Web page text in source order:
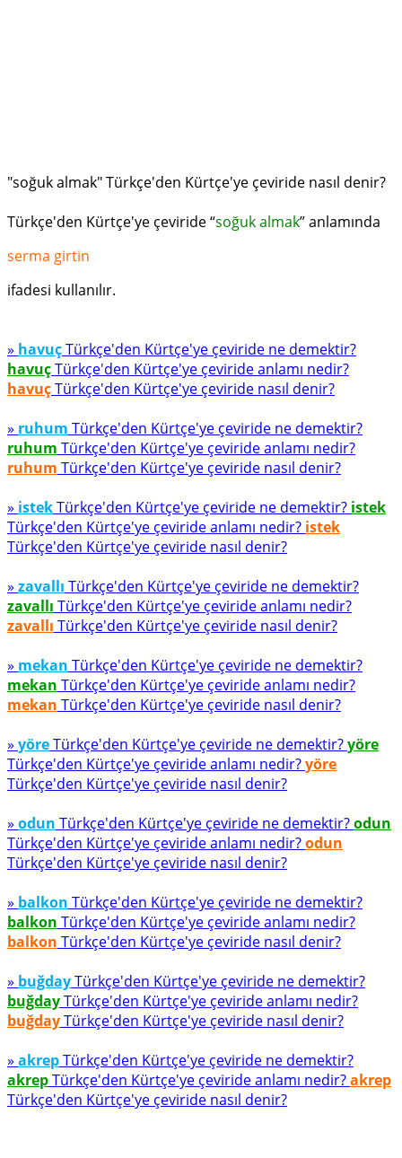
"soğuk almak" Türkçe'den Kürtçe'ye çeviride nasıl denir?
Türkçe'den Kürtçe'ye çeviride “soğuk almak” anlamında
serma girtin
ifadesi kullanılır.
» havuçTürkçe'den Kürtçe'ye çeviride ne demektir?
havuçTürkçe'den Kürtçe'ye çeviride anlamı nedir?
havuçTürkçe'den Kürtçe'ye çeviride nasıl denir?
» ruhum Türkçe'den Kürtçe'ye çeviride ne demektir?
ruhum Türkçe'den Kürtçe'ye çeviride anlamı nedir?
ruhum Türkçe'den Kürtçe'ye çeviride nasıl denir?
» istekTürkçe'den Kürtçe'ye çeviride ne demektir? istek
Türkçe'den Kürtçe'ye çeviride anlamı nedir? istek
Türkçe'den Kürtçe'ye çeviride nasıl denir?
» zavallı Türkçe'den Kürtçe'ye çeviride ne demektir?
zavallı Türkçe'den Kürtçe'ye çeviride anlamı nedir?
zavallı Türkçe'den Kürtçe'ye çeviride nasıl denir?
» mekan Türkçe'den Kürtçe'ye çeviride ne demektir?
mekan Türkçe'den Kürtçe'ye çeviride anlamı nedir?
mekan Türkçe'den Kürtçe'ye çeviride nasıl denir?
» yöreTürkçe'den Kürtçe'ye çeviride ne demektir?yöre
Türkçe'den Kürtçe'ye çeviride anlamı nedir?yöre
Türkçe'den Kürtçe'ye çeviride nasıl denir?
» odun Türkçe'den Kürtçe'ye çeviride ne demektir?odun
Türkçe'den Kürtçe'ye çeviride anlamı nedir?odun
Türkçe'den Kürtçe'ye çeviride nasıl denir?
» balkon Türkçe'den Kürtçe'ye çeviride ne demektir?
balkon Türkçe'den Kürtçe'ye çeviride anlamı nedir?
balkon Türkçe'den Kürtçe'ye çeviride nasıl denir?
» buğdayTürkçe'den Kürtçe'ye çeviride ne demektir?
buğdayTürkçe'den Kürtçe'ye çeviride anlamı nedir?
buğdayTürkçe'den Kürtçe'ye çeviride nasıl denir?
» akrepTürkçe'den Kürtçe'ye çeviride ne demektir?
akrepTürkçe'den Kürtçe'ye çeviride anlamı nedir?akrep
Türkçe'den Kürtçe'ye çeviride nasıl denir?